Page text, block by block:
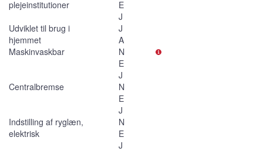
plejeinstitutioner
E
J
Udviklet til brug i
hjemmet
J
A
Maskinvaskbar
N
E
J
Centralbremse
N
E
J
Indstilling af ryglæn,
elektrisk
N
E
J